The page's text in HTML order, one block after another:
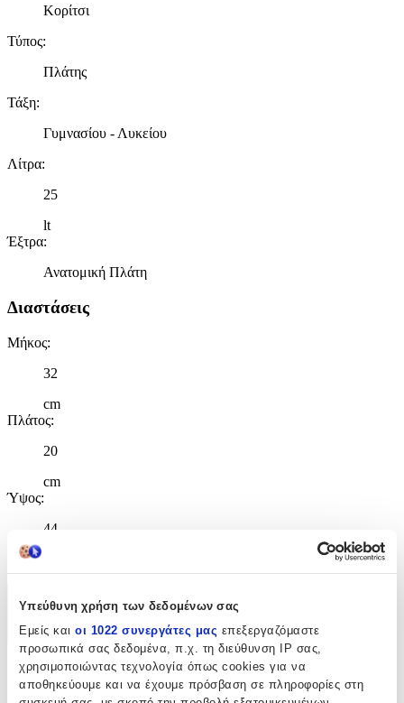
Υπεύθυνη χρήση των δεδομένων σας
Εμείς και οι 1022 συνεργάτες μας επεξεργαζόμαστε
προσωπικά σας δεδομένα, π.χ. τη διεύθυνση IP σας,
χρησιμοποιώντας τεχνολογία όπως cookies για να
αποθηκεύουμε και να έχουμε πρόσβαση σε πληροφορίες στη
Κορίτσι
Τύπος:
Πλάτης
Τάξη:
Γυμνασίου - Λυκείου
Λίτρα:
25
lt
Έξτρα:
Ανατομική Πλάτη
Διαστάσεις
Μήκος:
32
cm
Πλάτος:
20
cm
Ύψος:
44
Χαρακτηριστικά
+
Χαρακτηριστικά